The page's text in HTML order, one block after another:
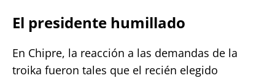
El presidente humillado
En Chipre, la reacción a las demandas de la
troika fueron tales que el recién elegido